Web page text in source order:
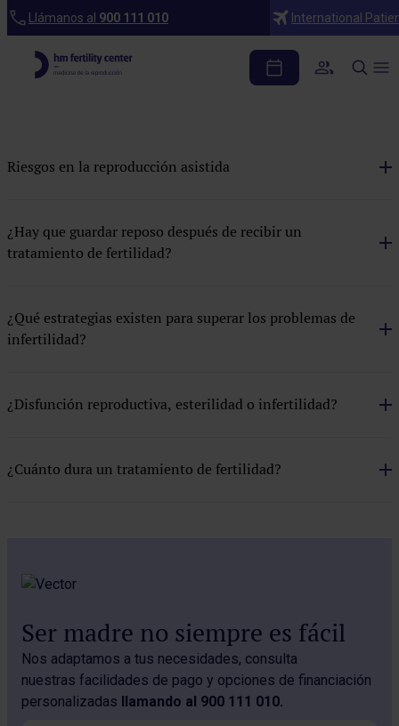
Llámanos al 900 111 010 International
Preguntas frecuentes
Tratamientos
Cuadro médico
FIV con embrace
FIV ICSI
Método ROPA
Prueba EMMA
Pruebas
Riesgos en la reproducción asistida
¿Hay que guardar reposo después de recibir un
tratamiento de fertilidad?
¿Qué estrategias existen para superar los problemas de
infertilidad?
¿Disfunción reproductiva, esterilidad o infertilidad?
¿Cuánto dura un tratamiento de fertilidad?
Ser madre no siempre es fácil
Nos adaptamos a tus necesidades, consulta
nuestras facilidades de pago y opciones de financiación
personalizadas llamando al 900 111 010.